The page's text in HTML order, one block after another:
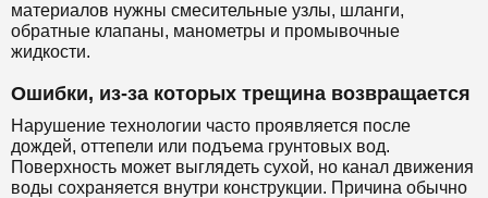
материалов нужны смесительные узлы, шланги,
обратные клапаны, манометры и промывочные
жидкости.
Ошибки, из-за которых трещина возвращается
Нарушение технологии часто проявляется после
дождей, оттепели или подъема грунтовых вод.
Поверхность может выглядеть сухой, но канал движения
воды сохраняется внутри конструкции. Причина обычно